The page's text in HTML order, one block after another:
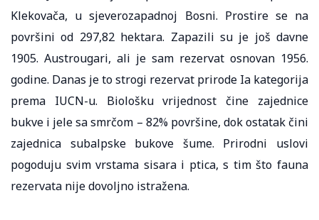
Klekovača, u sjeverozapadnoj Bosni. Prostire se na
površini od 297,82 hektara. Zapazili su je još davne
1905. Austrougari, ali je sam rezervat osnovan 1956.
godine. Danas je to strogi rezervat prirode Ia kategorija
prema IUCN-u. Biološku vrijednost čine zajednice
bukve i jele sa smrčom – 82% površine, dok ostatak čini
zajednica subalpske bukove šume. Prirodni uslovi
pogoduju svim vrstama sisara i ptica, s tim što fauna
rezervata nije dovoljno istražena.